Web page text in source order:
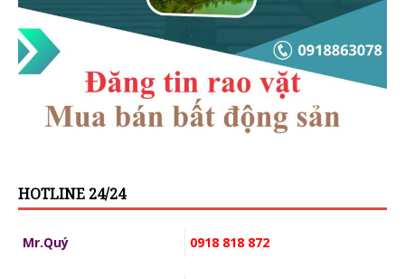
HOTLINE 24/24
Mr.Quý 0918 818 872